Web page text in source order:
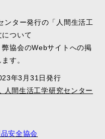
ンター発行の「人間生活工
ついて
協会のWebサイトへの掲
す。
年3月31日発行
人間生活工学研究センター
安全協会